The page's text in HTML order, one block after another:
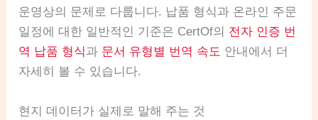
운영상의 문제로 다룹니다. 납품 형식과 온라인 주문
일정에 대한 일반적인 기준은 CertOf의 전자 인증 번
역 납품 형식과 문서 유형별 번역 속도 안내에서 더
자세히 볼 수 있습니다.
현지 데이터가 실제로 말해 주는 것